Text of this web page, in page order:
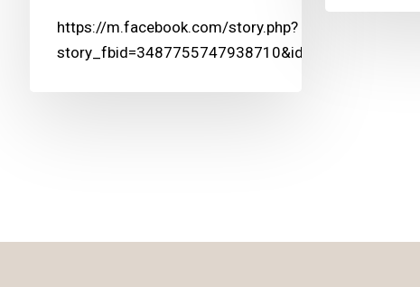
https://m.facebook.com/story.php?